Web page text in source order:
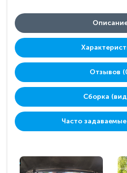
Отзывов
Сборка
Часто